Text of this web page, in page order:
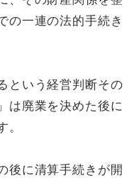
の一連の法的手続き
という経営判断その
は廃業を決めた後に
。
後に清算手続きが開